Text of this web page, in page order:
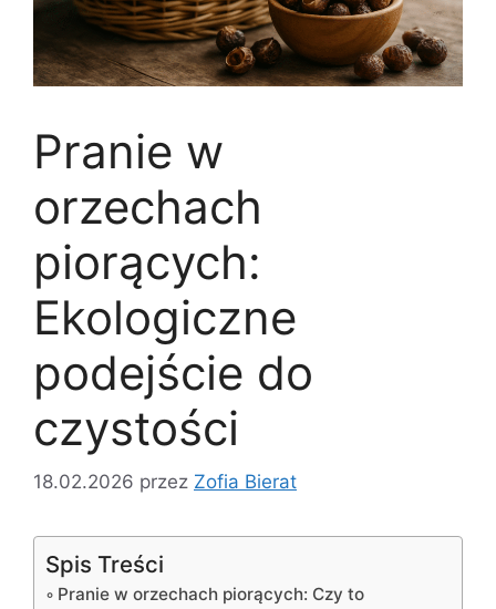
Pranie w
orzechach
piorących:
Ekologiczne
podejście do
czystości
18.02.2026 przez Zofia Bierat
Spis Treści
Pranie w orzechach piorących: Czy to